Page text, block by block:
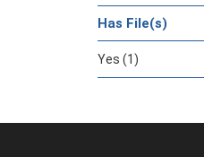
Has File(s)
Yes (1)